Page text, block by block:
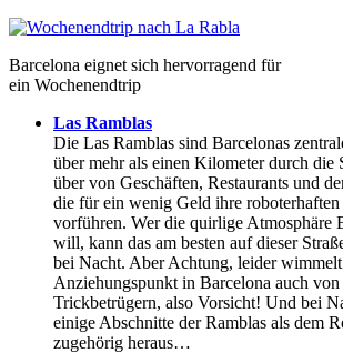
Barcelona eignet sich hervorragend für
ein Wochenendtrip
Las Ramblas
Die Las Ramblas sind Barcelonas
über mehr als einen Kilometer durch die
über von Geschäften, Restaurants und
die für ein wenig Geld ihre
vorführen. Wer die quirlige Atmosphäre
will, kann das am besten auf dieser
bei Nacht. Aber Achtung, leider
Anziehungspunkt in Barcelona auch von
Trickbetrügern, also Vorsicht! Und bei
einige Abschnitte der Ramblas als dem
zugehörig heraus…